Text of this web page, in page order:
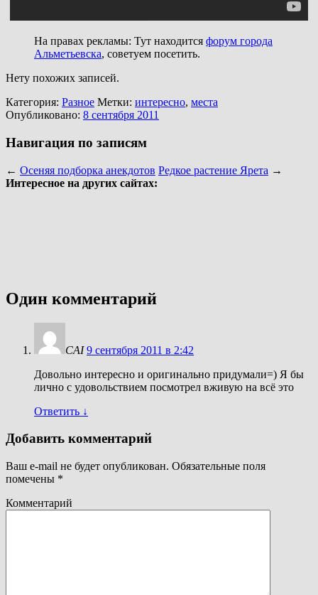
На правах рекламы: Тут находится форум города
Альметьевска, советуем посетить.
Нету похожих записей.
Категория: Разное Метки: интересно, места
Опубликовано: 8 сентября 2011
Навигация по записям
← Осеняя подборка анекдотов Редкое растение Ярета →
Интересное на других сайтах:
Один комментарий
CAI9 сентября 2011 в 2:42
Довольно интересно и оригинально придумали=) Я бы
лично с удовольствием посмотрел вживую на всё это
Ответить ↓
Добавить комментарий
Ваш e-mail не будет опубликован. Обязательные поля
помечены *
Комментарий